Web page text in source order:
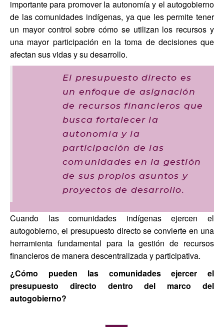
importante para promover la autonomía y el autogobierno
de las comunidades indígenas, ya que les permite tener
un mayor control sobre cómo se utilizan los recursos y
una mayor participación en la toma de decisiones que
afectan sus vidas y su desarrollo.
El presupuesto directo es
un enfoque de asignación
de recursos financieros que
busca fortalecer la
autonomía y la
participación de las
comunidades en la gestión
de sus propios asuntos y
proyectos de desarrollo.
Cuando las comunidades indígenas ejercen el
autogobierno, el presupuesto directo se convierte en una
herramienta fundamental para la gestión de recursos
financieros de manera descentralizada y participativa.
¿Cómo pueden las comunidades ejercer el
presupuesto directo dentro del marco del
autogobierno?